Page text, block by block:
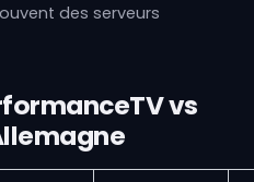
des serveurs
vs